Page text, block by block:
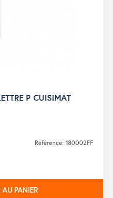
P CUISIMAT
Référence: 180002FF
PANIER